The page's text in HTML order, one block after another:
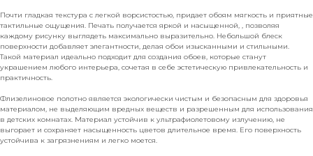
Почти гладкая текстура с легкой ворсистостью, придает обоям мягкость и приятные
тактильные ощущения. Печать получается яркой и насыщенной, , позволяя
каждому рисунку выглядеть максимально выразительно. Небольшой блеск
поверхности добавляет элегантности, делая обои изысканными и стильными.
Такой материал идеально подходит для создания обоев, которые станут
украшением любого интерьера, сочетая в себе эстетическую привлекательность и
практичность.
Флизелиновое полотно является экологически чистым и безопасным для здоровья
материалом, не выделяющим вредных веществ и разрешенным для использования
в детских комнатах. Материал устойчив к ультрафиолетовому излучению, не
выгорает и сохраняет насыщенность цветов длительное время. Его поверхность
устойчива к загрязнениям и легко моется.